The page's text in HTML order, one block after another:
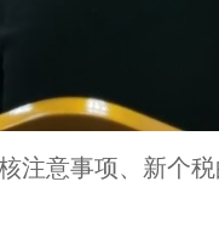
注意事项、新个